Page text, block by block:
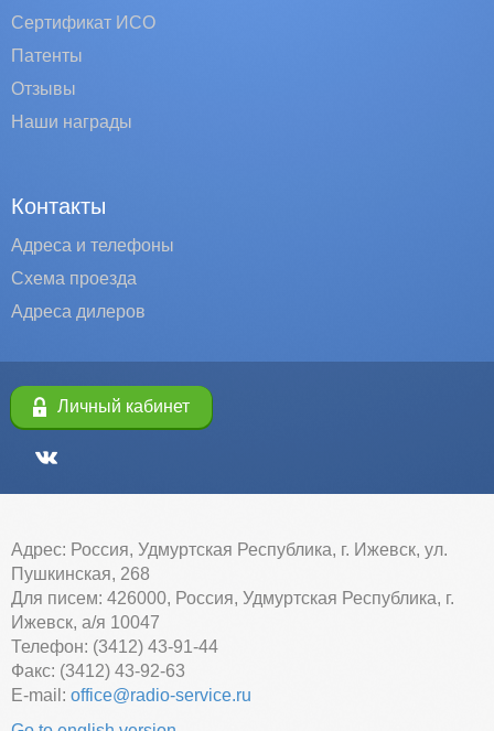
Сертификат ИСО
Патенты
Отзывы
Наши награды
Контакты
Адреса и телефоны
Схема проезда
Адреса дилеров
Личный кабинет
Адрес: Россия, Удмуртская Республика, г. Ижевск, ул.
Пушкинская, 268
Для писем: 426000, Россия, Удмуртская Республика, г.
Ижевск, а/я 10047
Телефон: (3412) 43-91-44
Факс: (3412) 43-92-63
E-mail: office@radio-service.ru